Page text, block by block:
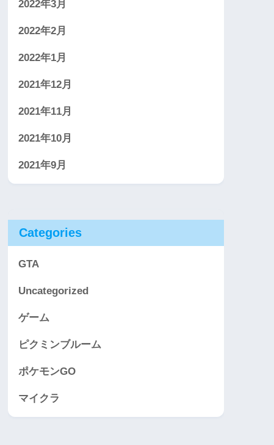
2022年3月
2022年2月
2022年1月
2021年12月
2021年11月
2021年10月
2021年9月
Categories
GTA
Uncategorized
ゲーム
ピクミンブルーム
ポケモンGO
マイクラ